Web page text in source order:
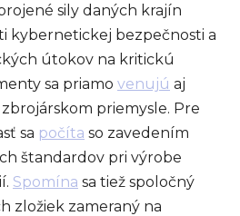
sily daných krajín
kybernetickej bezpečnosti a
útokov na kritickú
sa priamo venujú aj
priemysle. Pre
sa počíta so zavedením
štandardov pri výrobe
Spomína sa tiež spoločný
zložiek zameraný na